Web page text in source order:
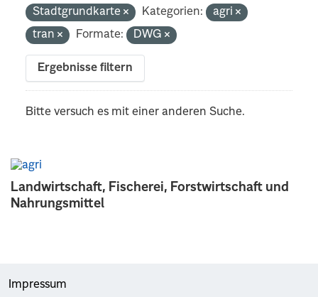
Landwirtschaft, Fischerei, Forstwirtschaft und
Nahrungsmittel
Stadtgrundkarte
Kategorien:
agri
tran
Formate: DWG
Ergebnisse filtern
Bitte versuch es mit einer anderen Suche.
Impressum